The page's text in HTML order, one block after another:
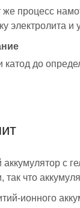
же процесс
электролита
катод до
с
так что
ионного